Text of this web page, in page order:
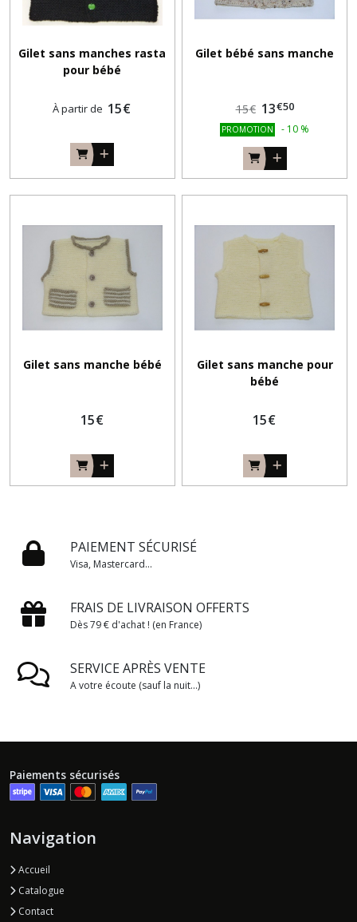
Gilet sans manches rasta
pour bébé
À partir de 15€
Gilet bébé sans manche
15€ 13€50
PROMOTION - 10 %
Gilet sans manche bébé
15€
Gilet sans manche pour
bébé
15€
PAIEMENT SÉCURISÉ
Visa, Mastercard...
FRAIS DE LIVRAISON OFFERTS
Dès 79 € d'achat ! (en France)
SERVICE APRÈS VENTE
A votre écoute (sauf la nuit...)
Paiements sécurisés
Navigation
Accueil
Catalogue
Contact